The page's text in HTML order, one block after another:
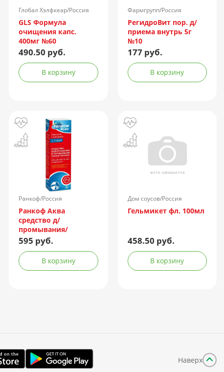
Глобал Хэлфкеар/Россия
GLS Формула
очищения капс.
400мг №60
490.50 руб.
В корзину
Фармгрупп/Россия
РегидроВит пор. д/
приема внутрь 5г
№10
177 руб.
В корзину
Ранкоф/Россия
Ранкоф Аква
средство д/
промывания/
орошения носа 150мл
(душ)
595 руб.
В корзину
Дом соусов/Россия
Гельмикет фл. 100мл
458.50 руб.
В корзину
Наверх